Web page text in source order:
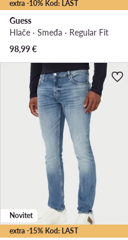
extra -10% Kod: LAST
Guess
Hlače · Smeđa · Regular Fit
98,99€
extra -15% Kod: LAST
Novitet